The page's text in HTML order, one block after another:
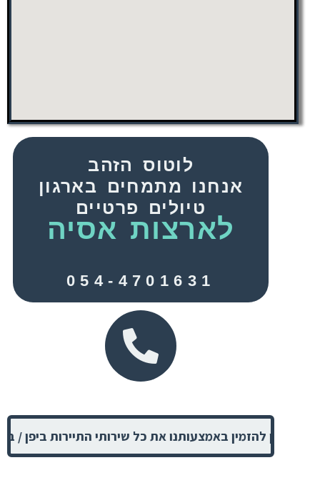
לוטוס הזהב
אנחנו מתמחים בארגון
טיולים פרטיים
לארצות אסיה
054-4701631
ניתן להזמין באמצעותנו את כל שירותי התיירות ביפן /